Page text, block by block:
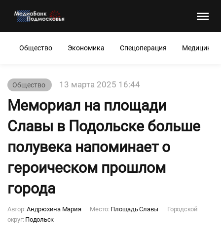
Общество Экономика Спецоперация Медицина
Общество 13 марта 2025 16:44
Мемориал на площади
Славы в Подольске больше
полувека напоминает о
героическом прошлом
города
Автор:Андрюхина Мария Место: Площадь Славы
Городской
округ: Подольск